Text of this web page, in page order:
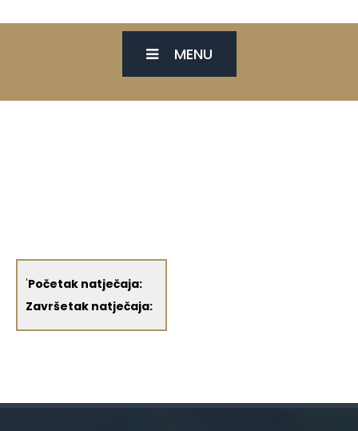
MENU
'Početak natječaja:
Završetak natječaja: